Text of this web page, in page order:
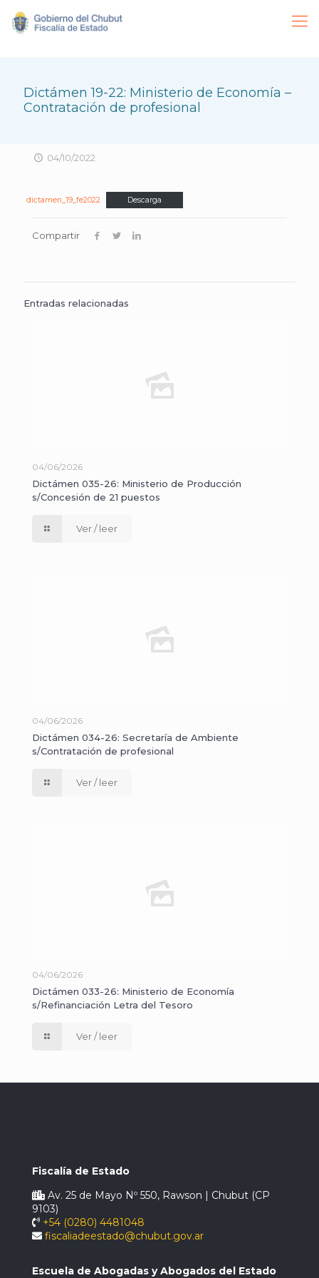
Dictámen 19-22: Ministerio de Economía –
Contratación de profesional
04/10/2022
dictamen_19_fe2022 Descarga
Compartir
Entradas relacionadas
04/06/2026
Dictámen 035-26: Ministerio de Producción
s/Concesión de 21 puestos
Ver / leer
04/06/2026
Dictámen 034-26: Secretaría de Ambiente
s/Contratación de profesional
Ver / leer
04/06/2026
Dictámen 033-26: Ministerio de Economía
s/Refinanciación Letra del Tesoro
Ver / leer
Fiscalía de Estado
Av. 25 de Mayo Nº 550, Rawson | Chubut (CP
9103)
+54 (0280) 4481048
fiscaliadeestado@chubut.gov.ar
Escuela de Abogadas y Abogados del Estado